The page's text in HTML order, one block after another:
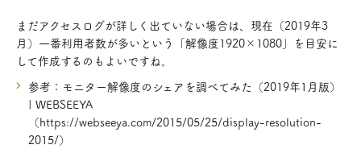
まだアクセスログが詳しく出ていない場合は、現在（2019年3
月）一番利用者数が多いという「解像度1920×1080」を目安に
して作成するのもよいですね。
参考：モニター解像度のシェアを調べてみた（2019年1月版）
| WEBSEEYA
（https://webseeya.com/2015/05/25/display-resolution-
2015/）